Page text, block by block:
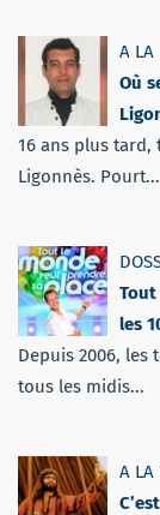
A LA
Où
16 ans plus tard,
Ligonnès. Pourt...
les
Depuis 2006, les
tous les midis...
A LA